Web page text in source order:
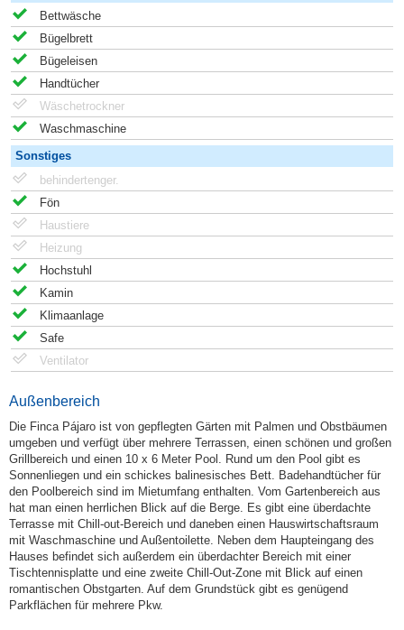
Bettwäsche
Bügelbrett
Bügeleisen
Handtücher
Wäschetrockner
Waschmaschine
Sonstiges
behindertenger.
Fön
Haustiere
Heizung
Hochstuhl
Kamin
Klimaanlage
Safe
Ventilator
Außenbereich
Die Finca Pájaro ist von gepflegten Gärten mit Palmen und Obstbäumen
umgeben und verfügt über mehrere Terrassen, einen schönen und großen
Grillbereich und einen 10 x 6 Meter Pool. Rund um den Pool gibt es
Sonnenliegen und ein schickes balinesisches Bett. Badehandtücher für
den Poolbereich sind im Mietumfang enthalten. Vom Gartenbereich aus
hat man einen herrlichen Blick auf die Berge. Es gibt eine überdachte
Terrasse mit Chill-out-Bereich und daneben einen Hauswirtschaftsraum
mit Waschmaschine und Außentoilette. Neben dem Haupteingang des
Hauses befindet sich außerdem ein überdachter Bereich mit einer
Tischtennisplatte und eine zweite Chill-Out-Zone mit Blick auf einen
romantischen Obstgarten. Auf dem Grundstück gibt es genügend
Parkflächen für mehrere Pkw.